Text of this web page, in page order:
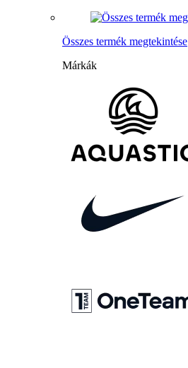
Összes termék megtekintése
Márkák